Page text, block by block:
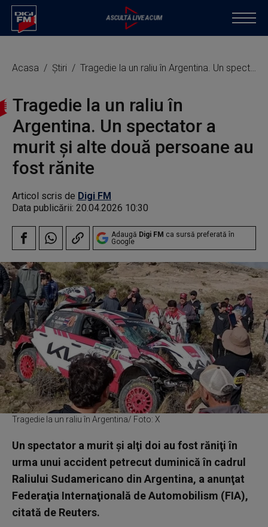
Acasa Știri Tragedie la un raliu în Argentina. Un spectator a murit şi alte două persoane au fost rănite
Tragedie la un raliu în
Argentina. Un spectator a
murit şi alte două persoane au
fost rănite
Articol scris de Digi FM
Data publicării: 20.04.2026 10:30
Adaugă Digi FM ca sursă preferată în
Google
Tragedie la un raliu în Argentina/ Foto: X
Un spectator a murit şi alţi doi au fost răniţi în
urma unui accident petrecut duminică în cadrul
Raliului Sudamericano din Argentina, a anunţat
Federaţia Internaţională de Automobilism (FIA),
citată de Reuters.